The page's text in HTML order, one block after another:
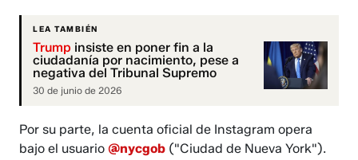
LEA TAMBIÉN
Trump insiste en poner fin a la
ciudadanía por nacimiento, pese a
negativa del Tribunal Supremo
30 de junio de 2026
Por su parte, la cuenta oficial de Instagram opera
bajo el usuario@nycgob ("Ciudad de Nueva York").